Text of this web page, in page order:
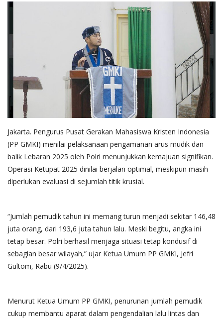
Jakarta. Pengurus Pusat Gerakan Mahasiswa Kristen Indonesia
(PP GMKI) menilai pelaksanaan pengamanan arus mudik dan
balik Lebaran 2025 oleh Polri menunjukkan kemajuan signifikan.
Operasi Ketupat 2025 dinilai berjalan optimal, meskipun masih
diperlukan evaluasi di sejumlah titik krusial.
“Jumlah pemudik tahun ini memang turun menjadi sekitar 146,48
juta orang, dari 193,6 juta tahun lalu. Meski begitu, angka ini
tetap besar. Polri berhasil menjaga situasi tetap kondusif di
sebagian besar wilayah,” ujar Ketua Umum PP GMKI, Jefri
Gultom, Rabu (9/4/2025).
Menurut Ketua Umum PP GMKI, penurunan jumlah pemudik
cukup membantu aparat dalam pengendalian lalu lintas dan